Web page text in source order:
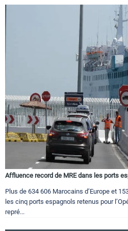
Affluence record de MRE dans les ports
Plus de 634 606 Marocains d’Europe et
les cinq ports espagnols retenus pour
repré...